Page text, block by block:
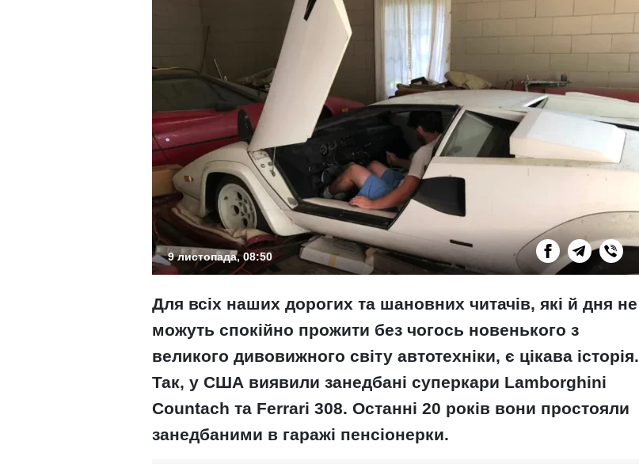
9 листопада, 08:50
Для всіх наших дорогих та шановних читачів, які й дня не
можуть спокійно прожити без чогось новенького з
великого дивовижного світу автотехніки, є цікава історія.
Так, у США виявили занедбані суперкари Lamborghini
Countach та Ferrari 308. Останні 20 років вони простояли
занедбаними в гаражі пенсіонерки.